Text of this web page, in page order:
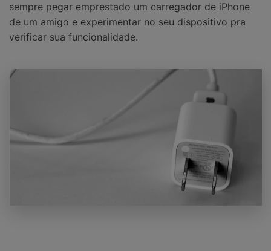
sempre pegar emprestado um carregador de iPhone
de um amigo e experimentar no seu dispositivo pra
verificar sua funcionalidade.